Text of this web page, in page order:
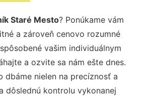
Staré Mesto? Ponúkame vám
a zároveň cenovo rozumné
vašim individuálnym
a ozvite sa nám ešte dnes.
dbáme nielen na precíznosť a
dôslednú kontrolu vykonanej